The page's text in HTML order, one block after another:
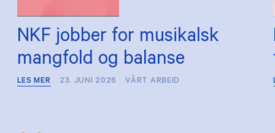
NKF jobber for musikalsk
mangfold og balanse
LES MER 23. JUNI 2026 VÅRT ARBEID